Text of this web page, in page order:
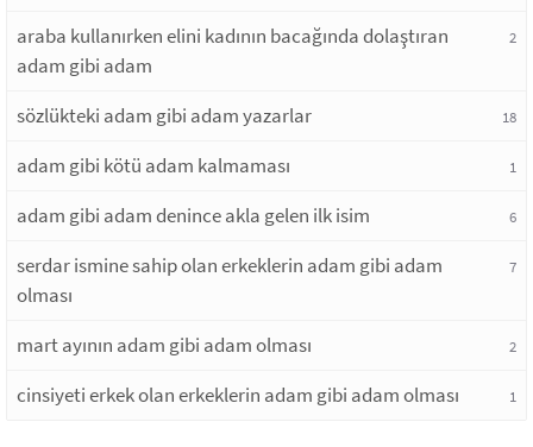
araba kullanırken elini kadının bacağında dolaştıran
adam gibi adam
2
sözlükteki adam gibi adam yazarlar 18
adam gibi kötü adam kalmaması 1
adam gibi adam denince akla gelen ilk isim 6
serdar ismine sahip olan erkeklerin adam gibi adam
olması
7
mart ayının adam gibi adam olması 2
cinsiyeti erkek olan erkeklerin adam gibi adam olması 1